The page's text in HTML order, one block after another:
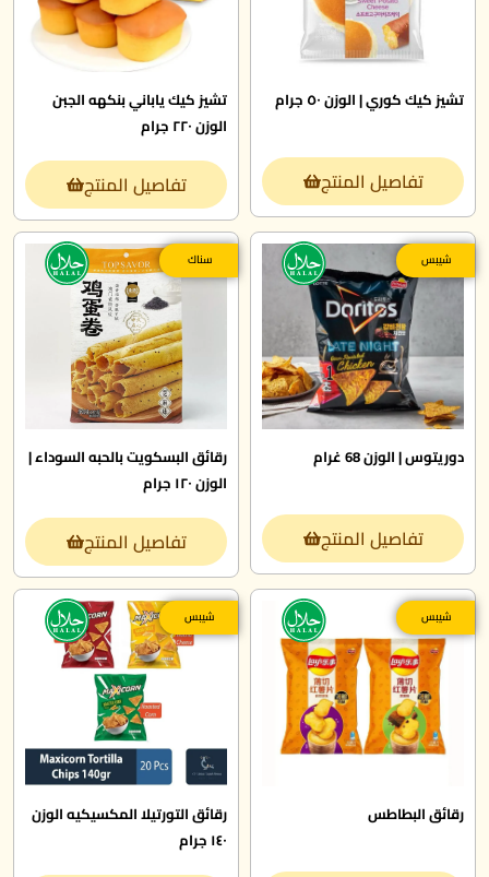
تشيز كيك كوري | الوزن ٥٠ جرام
تفاصيل المنتج
تشيز كيك ياباني بنكهه الجبن
الوزن ٢٢٠ جرام
تفاصيل المنتج
شيبس
دوريتوس | الوزن 68 غرام
تفاصيل المنتج
سناك
رقائق البسكويت بالحبه السوداء |
الوزن ١٢٠ جرام
تفاصيل المنتج
شيبس
رقائق البطاطس
شيبس
رقائق التورتيلا المكسيكيه الوزن
١٤٠ جرام